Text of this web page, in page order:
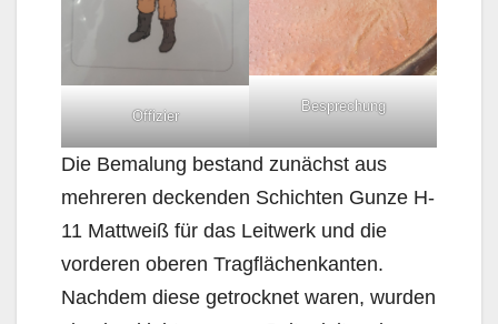
Offizier
Besprechung
Die Bemalung bestand zunächst aus
mehreren deckenden Schichten Gunze H-
11 Mattweiß für das Leitwerk und die
vorderen oberen Tragflächenkanten.
Nachdem diese getrocknet waren, wurden